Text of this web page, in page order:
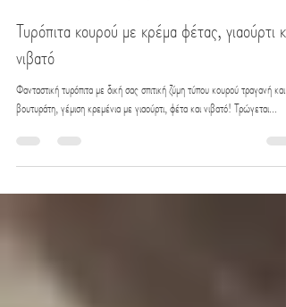
eatme
3 Ιουν 2019
διαβάστηκε 2 λεπτά
Τυρόπιτα κουρού με κρέμα φέτας, γιαούρτι και
νιβατό
Φανταστική τυρόπιτα με δική σας σπιτική ζύμη τύπου κουρού τραγανή και
βουτυράτη, γέμιση κρεμένια με γιαούρτι, φέτα και νιβατό! Τρώγεται...